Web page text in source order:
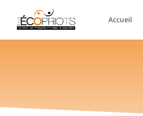
Accueil